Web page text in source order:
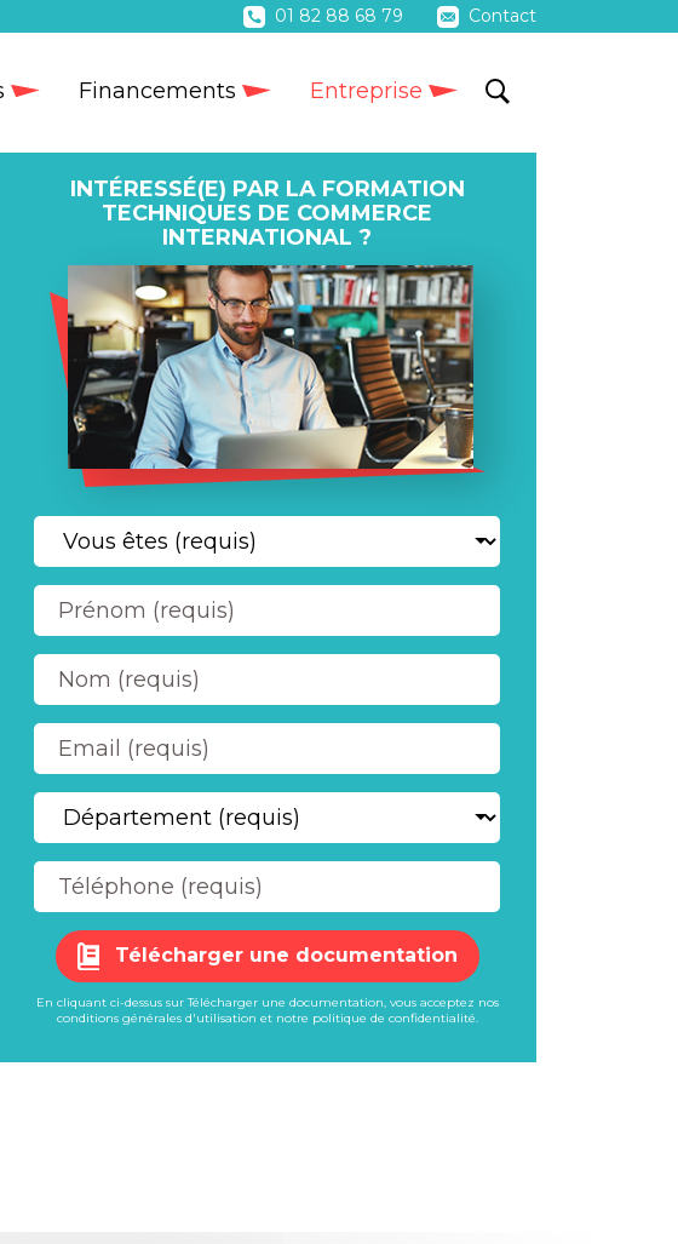
01 82 88 68 79 Contact
Financements Entreprise
INTÉRESSÉ(E) PAR LA FORMATION
TECHNIQUES DE COMMERCE
INTERNATIONAL ?
Télécharger une documentation
En cliquant ci-dessus sur Télécharger une documentation, vous acceptez nos
conditions générales d'utilisation et notre politique de confidentialité.